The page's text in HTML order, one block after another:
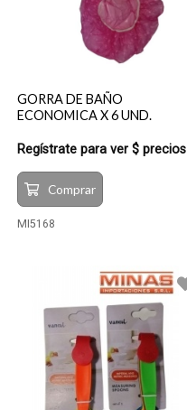
GORRA DE BAÑO
ECONOMICA X 6 UND.
Regístrate para ver $ precios
Comprar
MI5168